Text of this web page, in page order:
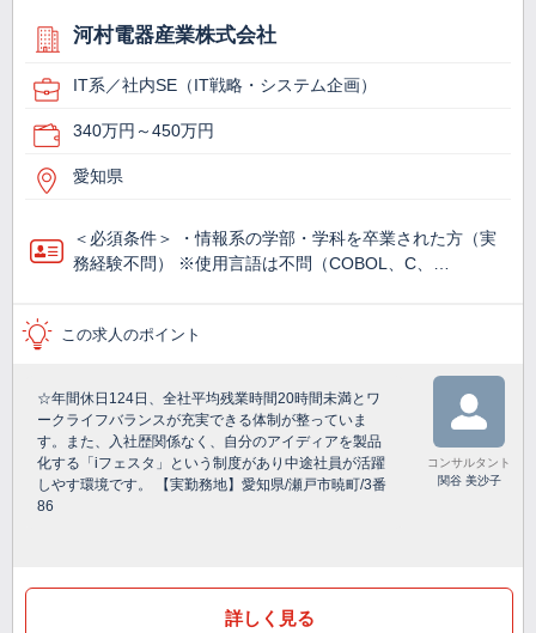
河村電器産業株式会社
IT系／社内SE（IT戦略・システム企画）
340万円～450万円
愛知県
＜必須条件＞ ・情報系の学部・学科を卒業された方（実
務経験不問） ※使用言語は不問（COBOL、C、…
この求人のポイント
☆年間休日124日、全社平均残業時間20時間未満とワ
ークライフバランスが充実できる体制が整っていま
す。また、入社歴関係なく、自分のアイディアを製品
化する「iフェスタ」という制度があり中途社員が活躍
しやす環境です。 【実勤務地】愛知県/瀬戸市暁町/3番
86
コンサルタント
関谷 美沙子
詳しく見る